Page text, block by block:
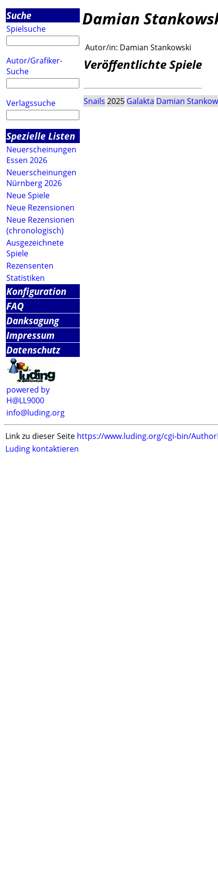
Suche
Spielsuche
Autor/Grafiker-
Suche
Verlagssuche
Spezielle Listen
Neuerscheinungen
Essen 2026
Neuerscheinungen
Nürnberg 2026
Neue Spiele
Neue Rezensionen
Neue Rezensionen
(chronologisch)
Ausgezeichnete
Spiele
Rezensenten
Statistiken
Konfiguration
FAQ
Danksagung
Impressum
Datenschutz
powered by
H@LL9000
info@luding.org
Damian
Autor/in: Damian Stankowski
Veröffentlichte Spiele
Snails 2025 Galakta Damian
Link zu dieser Seite https://www.luding.org/cgi-bin/
Luding kontaktieren